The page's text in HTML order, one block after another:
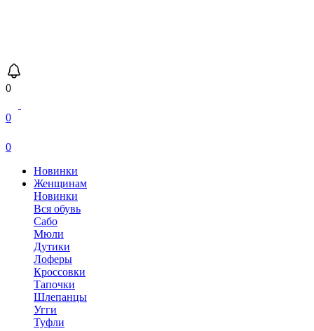
0
0
0
Новинки
Женщинам
Новинки
Вся обувь
Сабо
Мюли
Дутики
Лоферы
Кроссовки
Тапочки
Шлепанцы
Угги
Туфли